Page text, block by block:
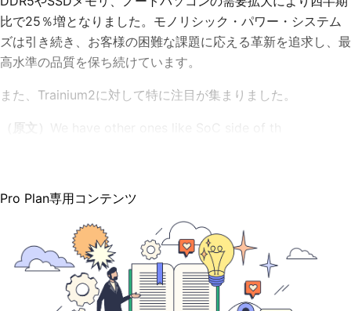
比で25％増となりました。モノリシック・パワー・システム
ズは引き続き、お客様の困難な課題に応える革新を追求し、最
高水準の品質を保ち続けています。
また、Trainium2に対して特に注目が集まりました。
（原文） We have other ones like SoC side of th
Pro Plan専用コンテンツ